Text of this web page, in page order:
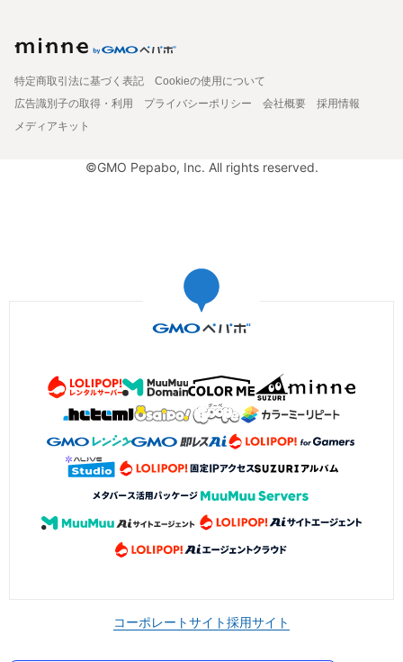
特定商取引法に基づく表記
Cookieの使用について
広告識別子の取得・利用
プライバシーポリシー 会社概要
採用情報
メディアキット
©GMO Pepabo, Inc. All rights reserved.
コーポレートサイト採用サイト